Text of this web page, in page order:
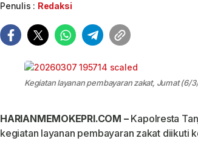
Penulis : Redaksi
Kegiatan layanan pembayaran zakat, Jumat
HARIANMEMOKEPRI.COM –Kapolresta
kegiatan layanan pembayaran zakat diikuti